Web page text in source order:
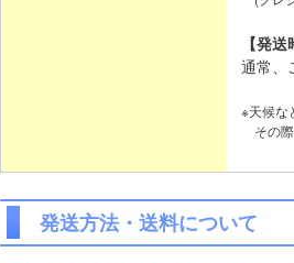
【発
通常、
※天候な
その際
発送方法・送料について